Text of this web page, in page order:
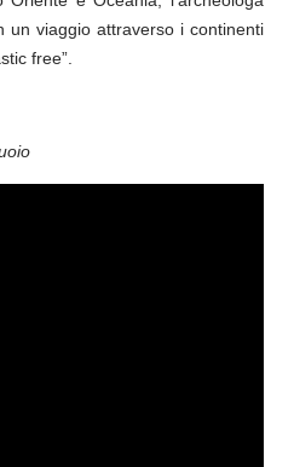
un viaggio attraverso i continenti
free”.